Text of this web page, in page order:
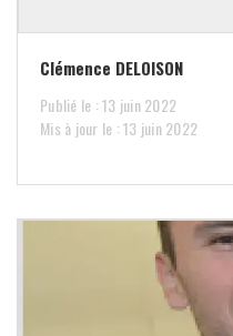
Clémence DELOISON
Publié le : 13 juin 2022
Mis à jour le : 13 juin 2022